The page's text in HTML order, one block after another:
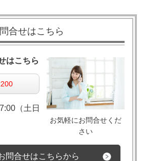
合せはこちら
お気軽にお問合せくだ
さい
はこちら
（土日
問合せはこちらから